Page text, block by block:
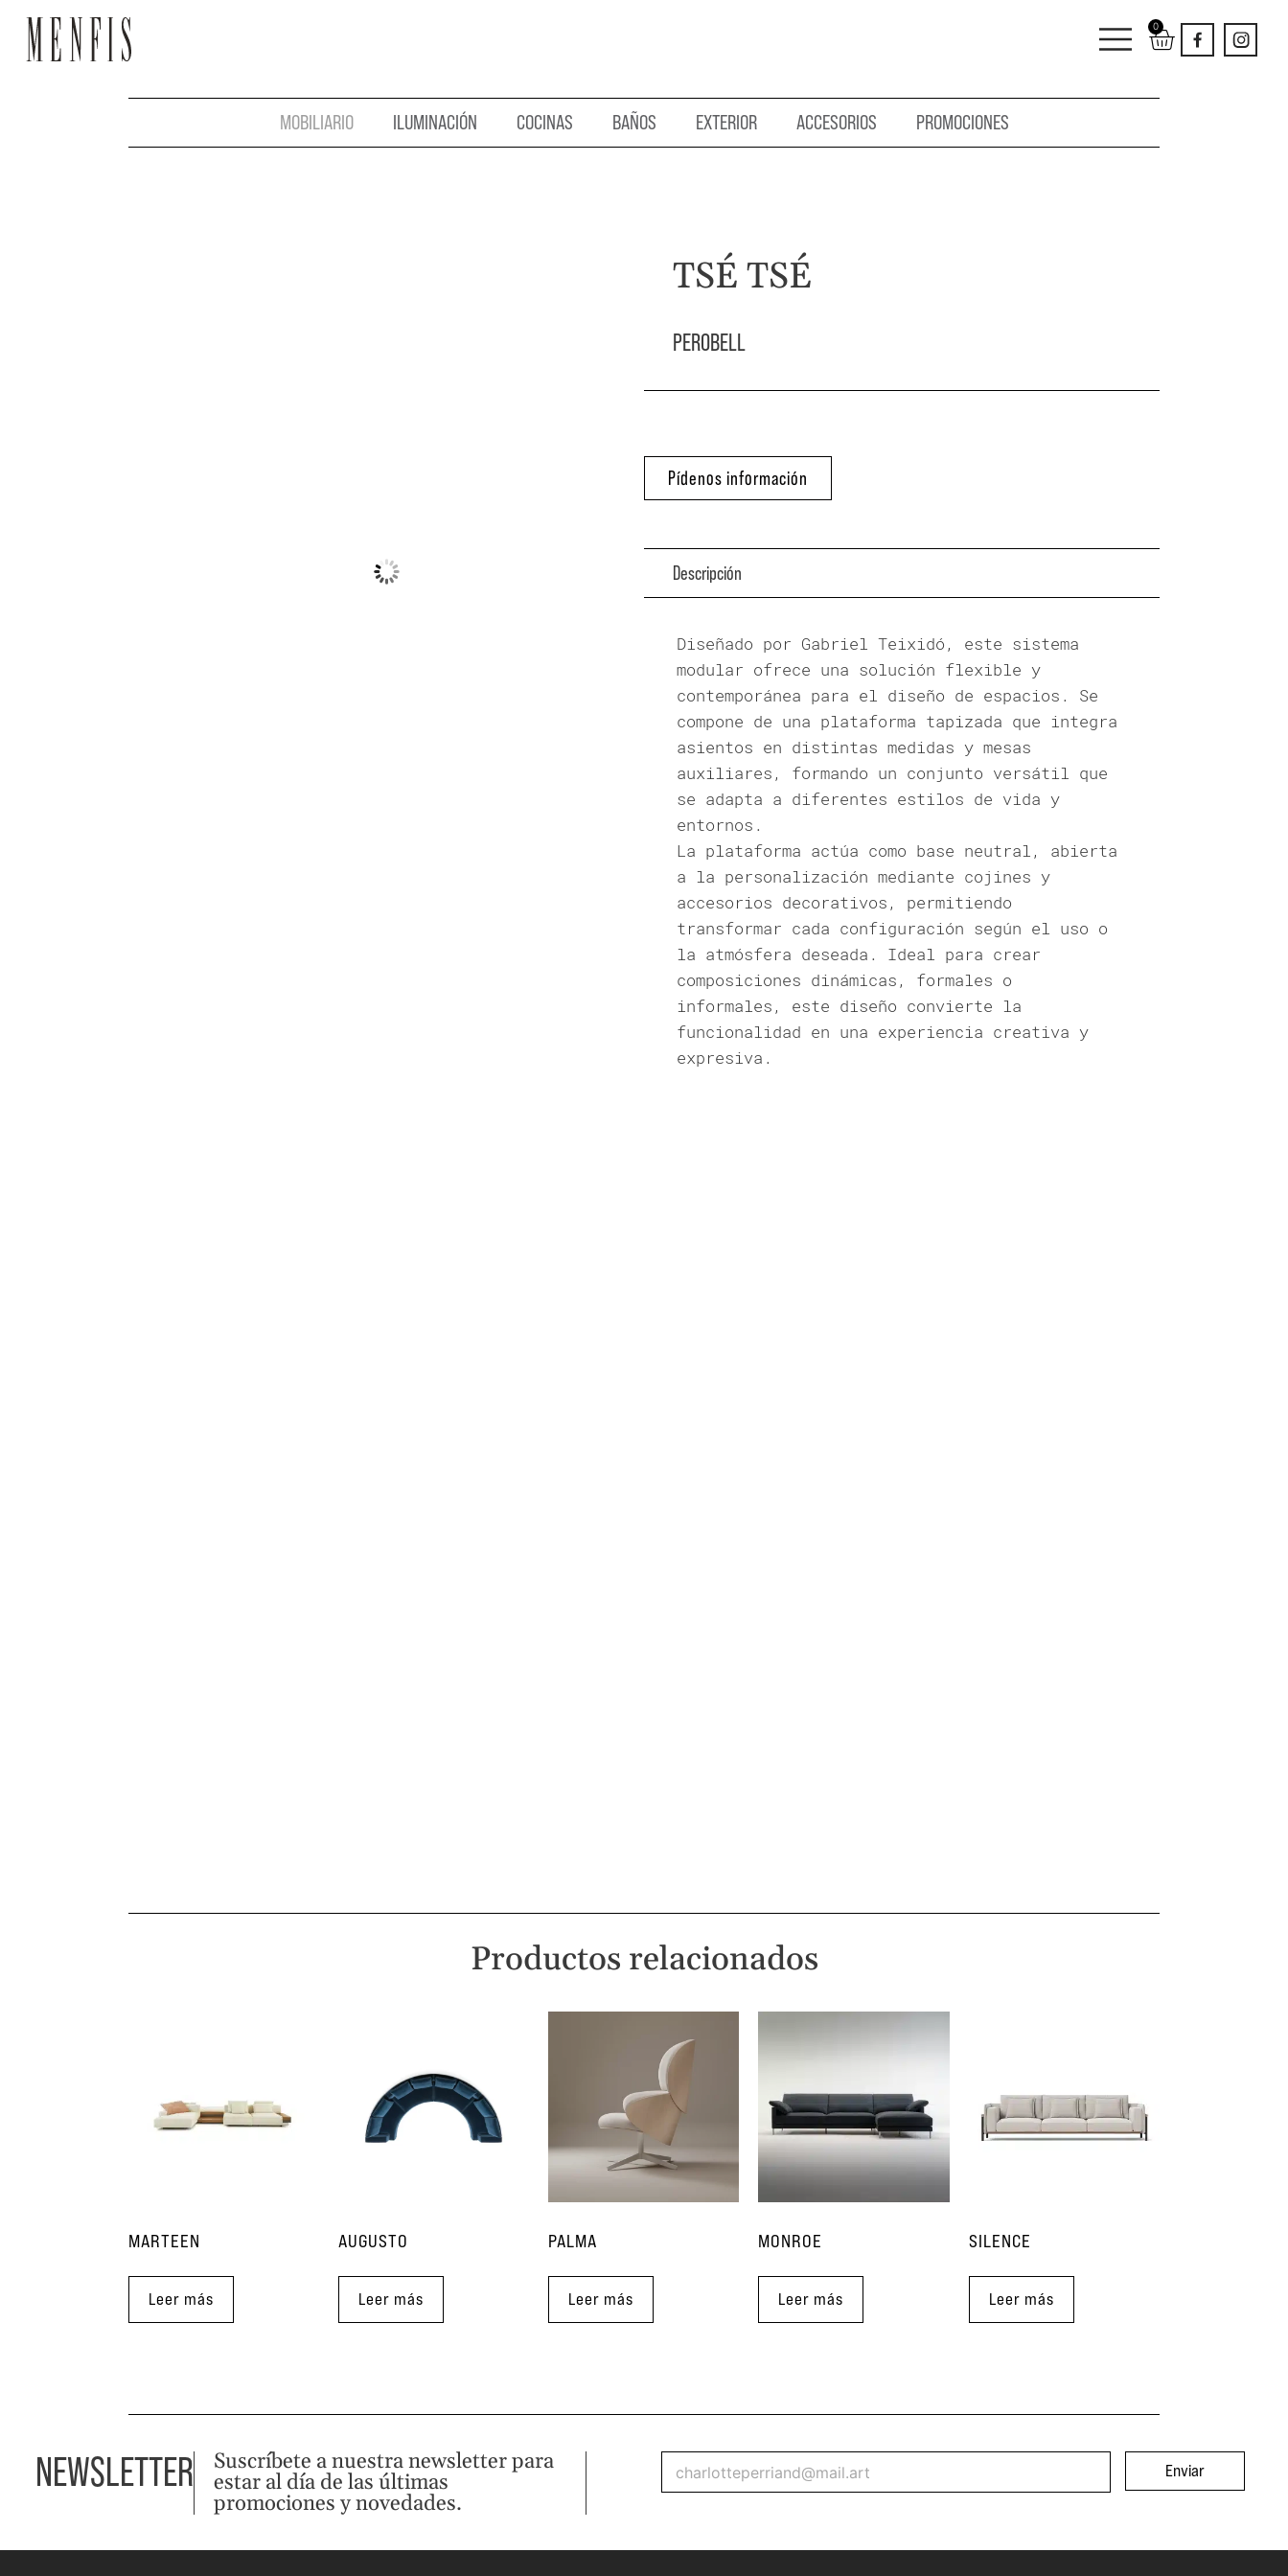
0
MOBILIARIO ILUMINACIÓN COCINAS BAÑOS EXTERIOR ACCESORIOS PROMOCIONES
TSÉ TSÉ
PEROBELL
Pídenos información
Descripción
Diseñado por Gabriel Teixidó, este sistema
modular ofrece una solución flexible y
contemporánea para el diseño de espacios. Se
compone de una plataforma tapizada que integra
asientos en distintas medidas y mesas
auxiliares, formando un conjunto versátil que
se adapta a diferentes estilos de vida y
entornos.
La plataforma actúa como base neutral, abierta
a la personalización mediante cojines y
accesorios decorativos, permitiendo
transformar cada configuración según el uso o
la atmósfera deseada. Ideal para crear
composiciones dinámicas, formales o
informales, este diseño convierte la
funcionalidad en una experiencia creativa y
expresiva.
Productos relacionados
MARTEEN
Leer más
AUGUSTO
Leer más
PALMA
Leer más
MONROE
Leer más
SILENCE
Leer más
NEWSLETTER Suscríbete a nuestra newsletter para
estar al día de las últimas
promociones y novedades.
Enviar